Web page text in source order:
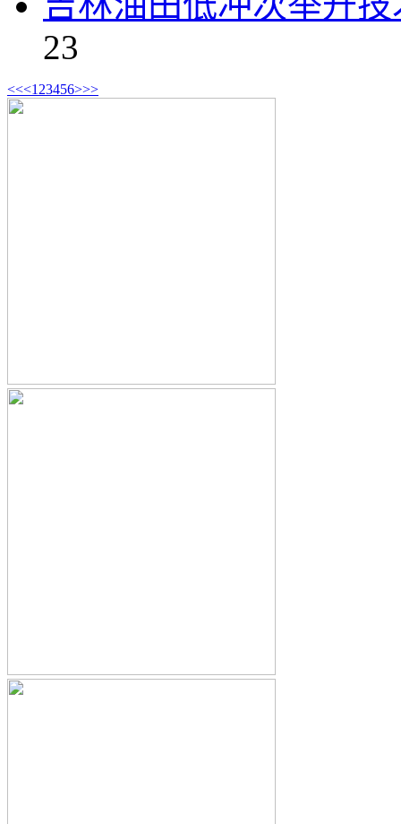
23
<<<1 23456>>>